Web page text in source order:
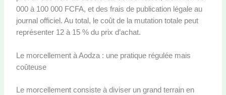
000 à 100 000 FCFA, et des frais de publication légale au
journal officiel. Au total, le coût de la mutation totale peut
représenter 12 à 15 % du prix d’achat.
Le morcellement à Aodza : une pratique régulée mais
coûteuse
Le morcellement consiste à diviser un grand terrain en